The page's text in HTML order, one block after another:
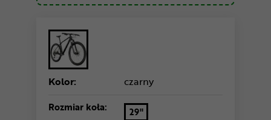
Kolor: czarny
Rozmiar koła: 29"